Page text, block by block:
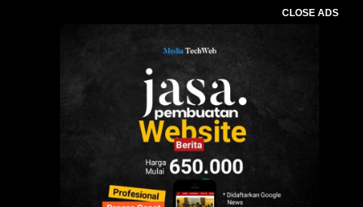
CLOSE ADS